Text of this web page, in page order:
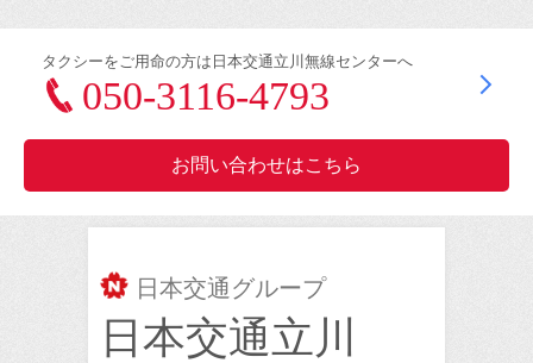
タクシーをご用命の方は日本交通立川無線センターへ
050-3116-4793
お問い合わせはこちら
日本交通立川
日本交通グループ